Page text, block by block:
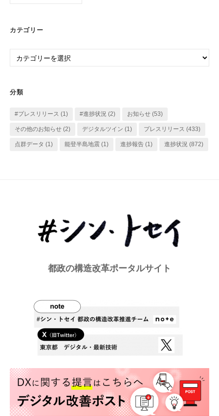
カ
カテゴリー
カ
ー
分類
#プレスリリース (1) #進捗状況 (2) お知らせ (53)
その他のお知らせ (2) デジタルツイン (1) プレスリリース (433)
点群データ (1) 能登半島地震 (1) 進捗報告 (1) 進捗状況 (872)
都政の構造改革ポータルサイト